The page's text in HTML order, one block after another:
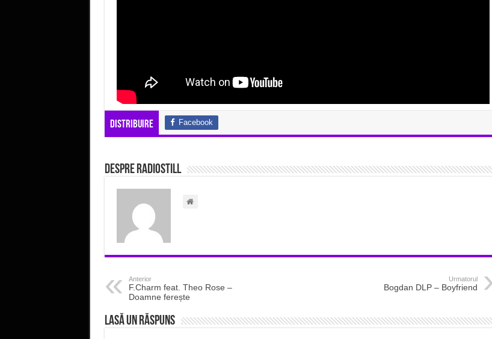
Distribuire Facebook
Despre radiostill
Anterior
F.Charm feat. Theo Rose –
Doamne ferește
Urmatorul
Bogdan DLP – Boyfriend
Lasă un răspuns